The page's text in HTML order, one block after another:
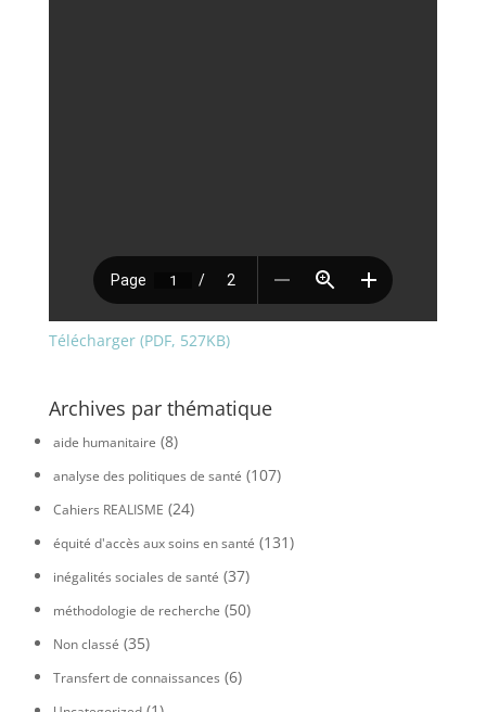
Télécharger (PDF, 527KB)
Archives par thématique
aide humanitaire (8)
analyse des politiques de santé (107)
Cahiers REALISME (24)
équité d'accès aux soins en santé (131)
inégalités sociales de santé (37)
méthodologie de recherche (50)
Non classé (35)
Transfert de connaissances (6)